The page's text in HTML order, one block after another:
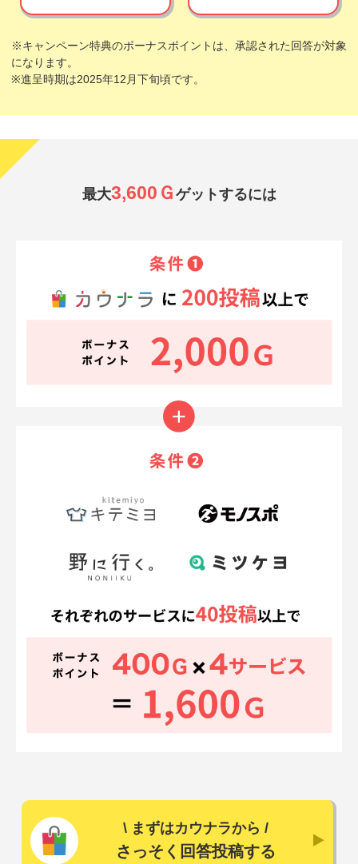
※キャンペーン特典のボーナスポイントは、承認された回答が対象
になります。
※進呈時期は2025年12月下旬頃です。
最大3,600Ｇ ゲットするには
\ まずはカウナラから /
さっそく回答投稿する